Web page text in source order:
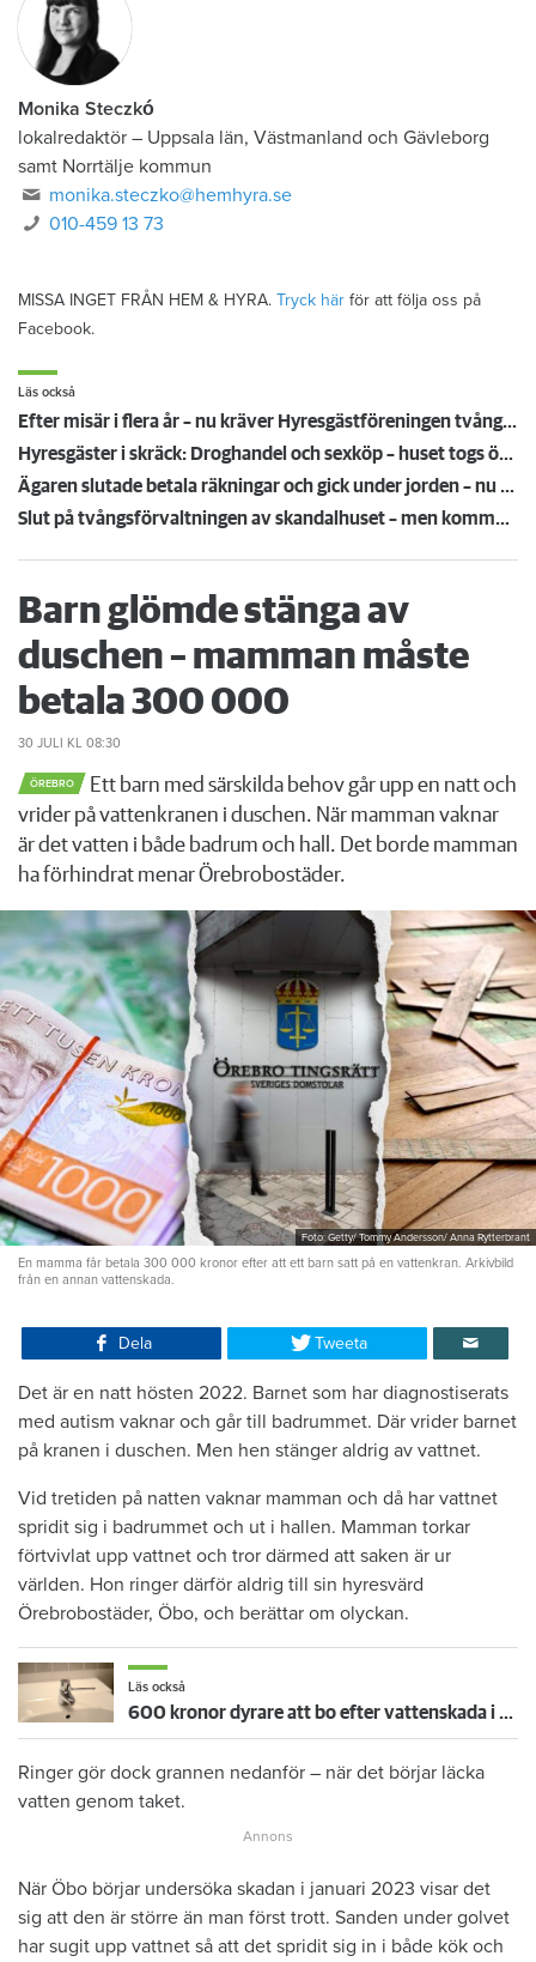
Monika Steczkó
lokalredaktör – Uppsala län, Västmanland och Gävleborg
samt Norrtälje kommun
monika.steczko@hemhyra.se
010-459 13 73
MISSA INGET FRÅN HEM & HYRA. Tryck här för att följa oss på
Facebook.
Läs också
Efter misär i flera år – nu kräver Hyresgästföreningen tvångsförvaltning av hyreshuset
Hyresgäster i skräck: Droghandel och sexköp – huset togs över av okända
Ägaren slutade betala räkningar och gick under jorden – nu säljer Kronofogden hans hus
Slut på tvångsförvaltningen av skandalhuset – men kommunen tvivlar på nya ägarens plan
Barn glömde stänga av
duschen – mamman måste
betala 300 000
30 JULI KL 08:30
ÖREBRO
Ett barn med särskilda behov går upp en natt och
vrider på vattenkranen i duschen. När mamman vaknar
är det vatten i både badrum och hall. Det borde mamman
ha förhindrat menar Örebrobostäder.
Foto: Getty/ Tommy Andersson/ Anna Rytterbrant
En mamma får betala 300 000 kronor efter att ett barn satt på en vattenkran. Arkivbild
från en annan vattenskada.
Dela Tweeta
Det är en natt hösten 2022. Barnet som har diagnostiserats
med autism vaknar och går till badrummet. Där vrider barnet
på kranen i duschen. Men hen stänger aldrig av vattnet.
Vid tretiden på natten vaknar mamman och då har vattnet
spridit sig i badrummet och ut i hallen. Mamman torkar
förtvivlat upp vattnet och tror därmed att saken är ur
världen. Hon ringer därför aldrig till sin hyresvärd
Örebrobostäder, Öbo, och berättar om olyckan.
Läs också
600 kronor dyrare att bo efter vattenskada i Varberg
Ringer gör dock grannen nedanför – när det börjar läcka
vatten genom taket.
När Öbo börjar undersöka skadan i januari 2023 visar det
sig att den är större än man först trott. Sanden under golvet
har sugit upp vattnet så att det spridit sig in i både kök och